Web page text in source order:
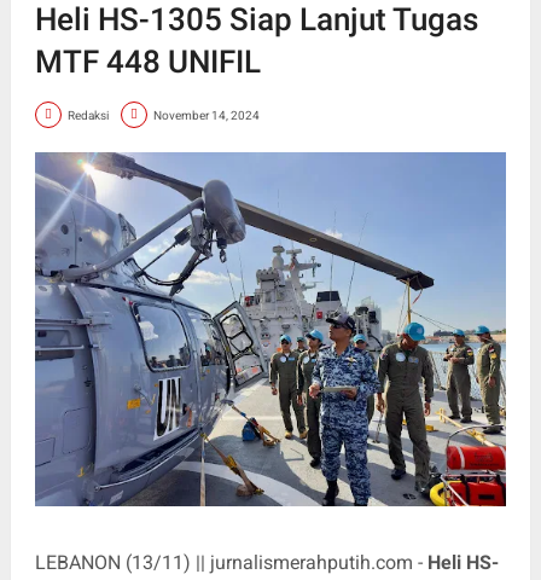
Heli HS-1305 Siap Lanjut Tugas
MTF 448 UNIFIL
Redaksi November 14, 2024
LEBANON (13/11) || jurnalismerahputih.com - Heli HS-